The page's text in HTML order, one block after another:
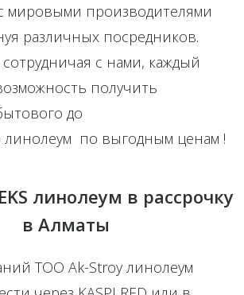
мировыми производителями
различных посредников.
с нами, каждый
получить
до
линолеум по выгодным ценам !
линолеум в рассрочку
в Алматы
TOO Ak-Stroy линолеум